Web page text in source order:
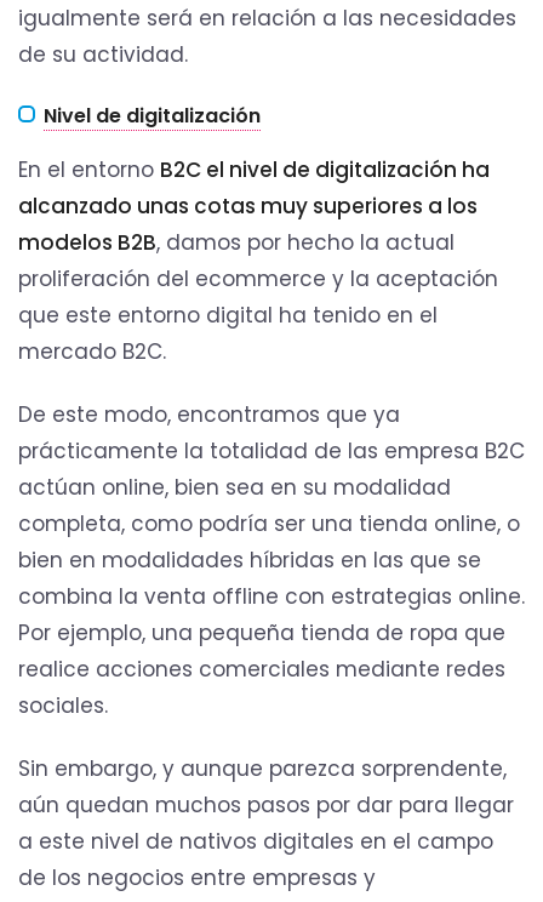
igualmente será en relación a las necesidades
de su actividad.
Nivel de digitalización
En el entorno B2C el nivel de digitalización ha
alcanzado unas cotas muy superiores a los
modelos B2B, damos por hecho la actual
proliferación del ecommerce y la aceptación
que este entorno digital ha tenido en el
mercado B2C.
De este modo, encontramos que ya
prácticamente la totalidad de las empresa B2C
actúan online, bien sea en su modalidad
completa, como podría ser una tienda online, o
bien en modalidades híbridas en las que se
combina la venta offline con estrategias online.
Por ejemplo, una pequeña tienda de ropa que
realice acciones comerciales mediante redes
sociales.
Sin embargo, y aunque parezca sorprendente,
aún quedan muchos pasos por dar para llegar
a este nivel de nativos digitales en el campo
de los negocios entre empresas y